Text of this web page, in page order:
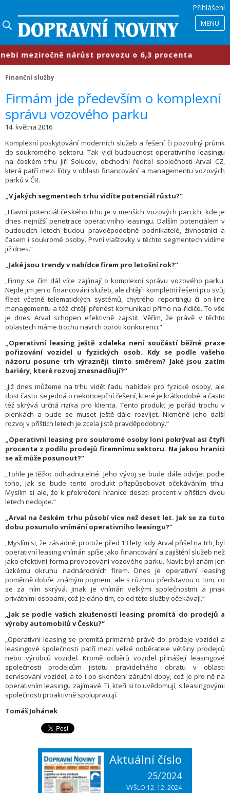
Přihlášení
MENU
nárůst provozu o 6,3 procenta
Finanční služby
Firmám jde především o komplexní
správu vozového parku
14. května 2016
Komplexní poskytování moderních služeb a řešení či pozvolný průnik
do soukromého sektoru. Tak vidí budoucnost operativního leasingu
na českém trhu Jiří Solucev, obchodní ředitel společnosti Arval CZ,
která patří mezi lídry v oblasti financování a managementu vozových
parků v ČR.
„V jakých segmentech trhu vidíte potenciál růstu?“
„Hlavní potenciál českého trhu je v menších vozových parcích, kde je
dnes nejnižší penetrace operativního leasingu. Dalším potenciálem v
budoucích letech budou pravděpodobně podnikatelé, živnostníci a
časem i soukromé osoby. První vlaštovky v těchto segmentech vidíme
již dnes.“
„Jaké jsou trendy v nabídce firem pro letošní rok?“
„Firmy se čím dál více zajímají o komplexní správu vozového parku.
Nejde jim jen o financování služeb, ale chtějí i kompletní řešení pro svůj
fleet včetně telematických systémů, chytrého reportingu či on-line
managementu a též chtějí přenést komunikaci přímo na řidiče. To vše
je dnes Arval schopen efektivně zajistit. Věřím, že právě v těchto
oblastech máme trochu navrch oproti konkurenci.“
„Operativní leasing ještě zdaleka není součástí běžné praxe
pořizování vozidel u fyzických osob. Kdy se podle vašeho
názoru posune trh výrazněji tímto směrem? Jaké jsou zatím
bariéry, které rozvoj znesnadňují?“
„Již dnes můžeme na trhu vidět řadu nabídek pro fyzické osoby, ale
dost často se jedná o nekoncepční řešení, které je krátkodobé a často
též skrývá určitá rizika pro klienta. Tento produkt je pořád trochu v
plenkách a bude se muset ještě dále rozvíjet. Nicméně jeho další
rozvoj v příštích letech je zcela jistě pravděpodobný.“
„Operativní leasing pro soukromé osoby loni pokrýval asi čtyři
procenta z podílu prodejů firemnímu sektoru. Na jakou hranici
se až může posunout?“
„Tohle je těžko odhadnutelné. Jeho vývoj se bude dále odvíjet podle
toho, jak se bude tento produkt přizpůsobovat očekáváním trhu.
Myslím si ale, že k překročení hranice deseti procent v příštích dvou
letech nedojde.“
„Arval na českém trhu působí více než deset let. Jak se za tuto
dobu posunulo vnímání operativního leasingu?“
„Myslím si, že zásadně, protože před 13 lety, kdy Arval přišel na trh, byl
operativní leasing vnímán spíše jako financování a zajištění služeb než
jako efektivní forma provozování vozového parku. Navíc byl znám jen
úzkému okruhu nadnárodních firem. Dnes je operativní leasing
poměrně dobře známým pojmem, ale s různou představou o tom, co
se za ním skrývá. Jinak je vnímán velkými společnostmi a jinak
privátními osobami, což je dáno tím, co od této služby očekávají.“
„Jak se podle vašich zkušeností leasing promítá do prodejů a
výroby automobilů v Česku?“
„Operativní leasing se promítá primárně právě do prodeje vozidel a
leasingové společnosti patří mezi velké odběratele většiny prodejců
nebo výrobců vozidel. Kromě odběrů vozidel přinášejí leasingové
společnosti prodejcům jistotu pravidelného obratu v oblasti
servisování vozidel, a to i po skončení záruční doby, což je pro ně na
operativním leasingu zajímavé. Ti, kteří si to uvědomují, s leasingovými
společnosti proaktivně spolupracují.
Tomáš Johánek
Aktuální číslo
25/2024
VYŠLO 12. 12. 2024